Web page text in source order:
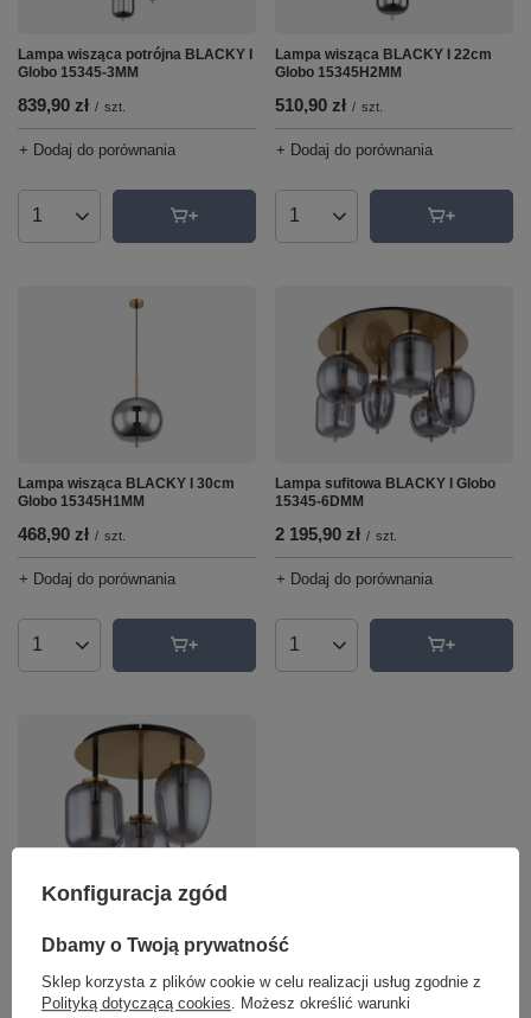
Lampa wisząca potrójna BLACKY I
Globo 15345-3MM
839,90 zł / szt.
+ Dodaj do porównania
Ilość produktów
Lampa wisząca BLACKY I 22cm
Globo 15345H2MM
510,90 zł / szt.
+ Dodaj do porównania
Ilość produktów
Lampa wisząca BLACKY I 30cm
Globo 15345H1MM
468,90 zł / szt.
+ Dodaj do porównania
Ilość produktów
Lampa sufitowa BLACKY I Globo
15345-6DMM
2 195,90 zł / szt.
+ Dodaj do porównania
Ilość produktów
+ Dodaj do porównania
Konfiguracja zgód
Dbamy o Twoją prywatność
Sklep korzysta z plików cookie w celu realizacji usług zgodnie z
Polityką dotyczącą cookies. Możesz określić warunki